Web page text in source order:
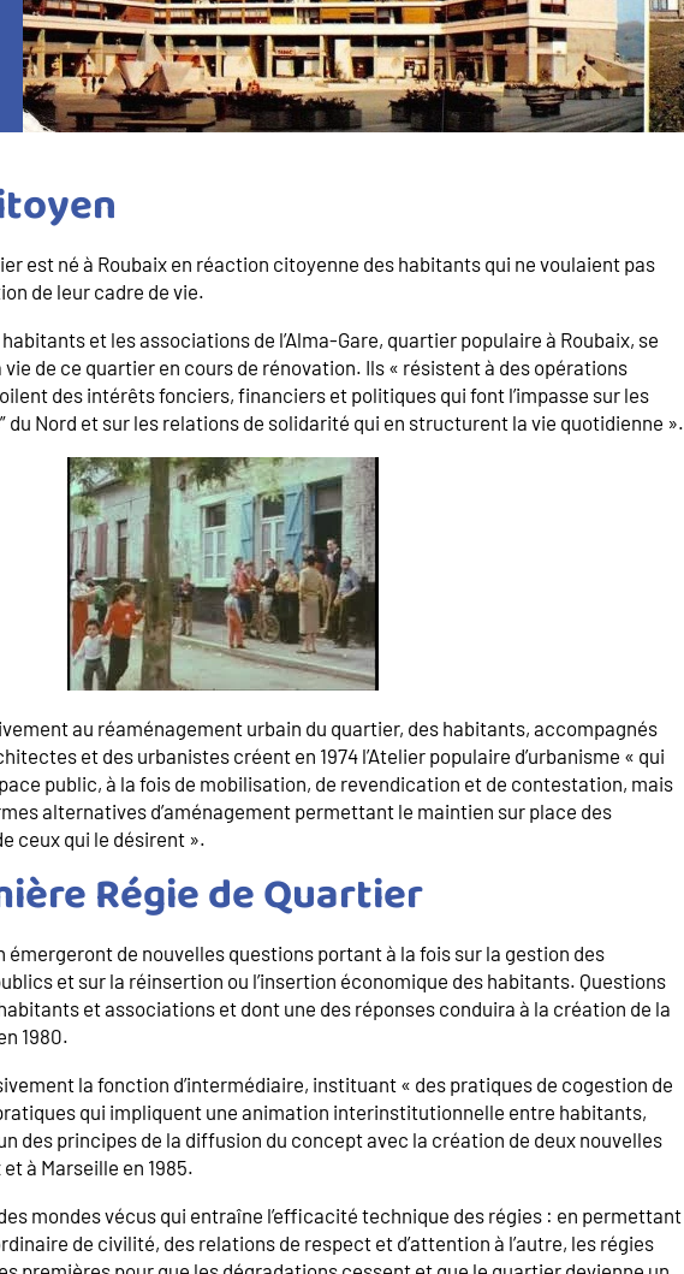
est né à Roubaix en réaction citoyenne des habitants qui ne voulaient pas
de leur cadre de vie.
et les associations de l’Alma-Gare, quartier populaire à Roubaix, se
de ce quartier en cours de rénovation. Ils « résistent à des opérations
des intérêts fonciers, financiers et politiques qui font l’impasse sur les
du Nord et sur les relations de solidarité qui en structurent la vie quotidienne ».
au réaménagement urbain du quartier, des habitants, accompagnés
et des urbanistes créent en 1974 l’Atelier populaire d’urbanisme « qui
public, à la fois de mobilisation, de revendication et de contestation, mais
alternatives d’aménagement permettant le maintien sur place des
ceux qui le désirent ».
Régie de Quartier
émergeront de nouvelles questions portant à la fois sur la gestion des
et sur la réinsertion ou l’insertion économique des habitants. Questions
et associations et dont une des réponses conduira à la création de la
1980.
la fonction d’intermédiaire, instituant « des pratiques de cogestion de
qui impliquent une animation interinstitutionnelle entre habitants,
des principes de la diffusion du concept avec la création de deux nouvelles
à Marseille en 1985.
mondes vécus qui entraîne l’efficacité technique des régies : en permettant
de civilité, des relations de respect et d’attention à l’autre, les régies